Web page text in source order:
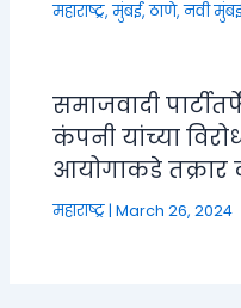
महाराष्ट्र,मुंबई, ठाणे, नवी
समाजवादी
कंपनी यांच्या
आयोगाकडे तक्रार
महाराष्ट्र|March 26, 2024